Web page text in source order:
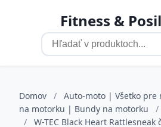
Fitness &
Domov /
Auto-moto | Všetko
na motorku | Bundy na motorku
/
/
W-TEC Black Heart Rattlesneak